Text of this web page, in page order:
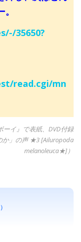
35650?
read.cgi/mn
ーイ』で表紙、DVD付録
か」の声 ★3 [Ailuropoda
melanoleuca★]）